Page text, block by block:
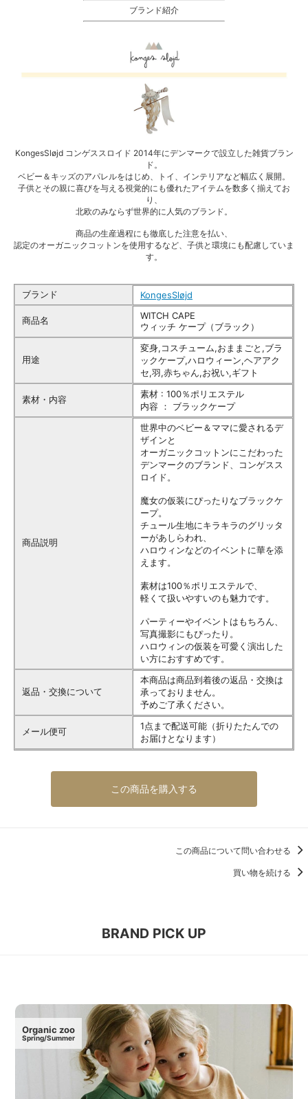
ブランド紹介
KongesSløjd コンゲススロイド 2014年にデンマークで設立した雑貨ブラン
ド。
ベビー＆キッズのアパレルをはじめ、トイ、インテリアなど幅広く展開。
子供とその親に喜びを与える視覚的にも優れたアイテムを数多く揃えてお
り、
北欧のみならず世界的に人気のブランド。
商品の生産過程にも徹底した注意を払い、
認定のオーガニックコットンを使用するなど、子供と環境にも配慮していま
す。
ブランド KongesSløjd
商品名
WITCH CAPE
ウィッチ ケープ（ブラック）
用途
変身,コスチューム,おままごと,ブラ
ックケープ,ハロウィーン,ヘアアク
セ,羽,赤ちゃん,お祝い,ギフト
素材・内容
素材 : 100％ポリエステル
内容 ： ブラックケープ
商品説明
世界中のベビー＆ママに愛されるデ
ザインと
オーガニックコットンにこだわった
デンマークのブランド、コンゲスス
ロイド。
魔女の仮装にぴったりなブラックケ
ープ。
チュール生地にキラキラのグリッタ
ーがあしらわれ、
ハロウィンなどのイベントに華を添
えます。
素材は100％ポリエステルで、
軽くて扱いやすいのも魅力です。
パーティーやイベントはもちろん、
写真撮影にもぴったり。
ハロウィンの仮装を可愛く演出した
い方におすすめです。
返品・交換について
本商品は商品到着後の返品・交換は
承っておりません。
予めご了承ください。
メール便可
1点まで配送可能（折りたたんでの
お届けとなります）
この商品を購入する
この商品について問い合わせる
買い物を続ける
BRAND PICK UP
Organic zoo
Spring/Summer